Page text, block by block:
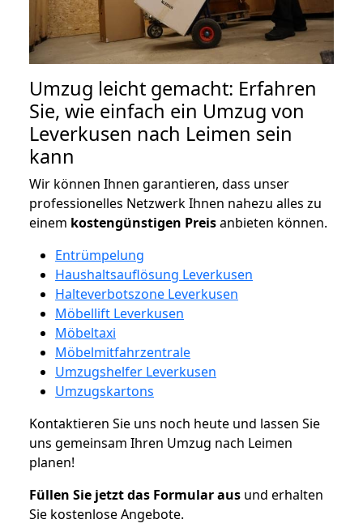
Umzug leicht gemacht: Erfahren
Sie, wie einfach ein Umzug von
Leverkusen nach Leimen sein
kann
Wir können Ihnen garantieren, dass unser
professionelles Netzwerk Ihnen nahezu alles zu
einem kostengünstigen Preisanbieten können.
Entrümpelung
Haushaltsauflösung Leverkusen
Halteverbotszone Leverkusen
Möbellift Leverkusen
Möbeltaxi
Möbelmitfahrzentrale
Umzugshelfer Leverkusen
Umzugskartons
Kontaktieren Sie uns noch heute und lassen Sie
uns gemeinsam Ihren Umzug nach Leimen
planen!
Füllen Sie jetzt das Formular aus und erhalten
Sie kostenlose Angebote.